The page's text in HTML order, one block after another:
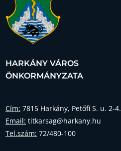
HARKÁNY VÁROS
ÖNKORMÁNYZATA
Cím: 7815 Harkány, Petőfi S. u. 2-4.
Email: titkarsag@harkany.hu
Tel.szám: 72/480-100